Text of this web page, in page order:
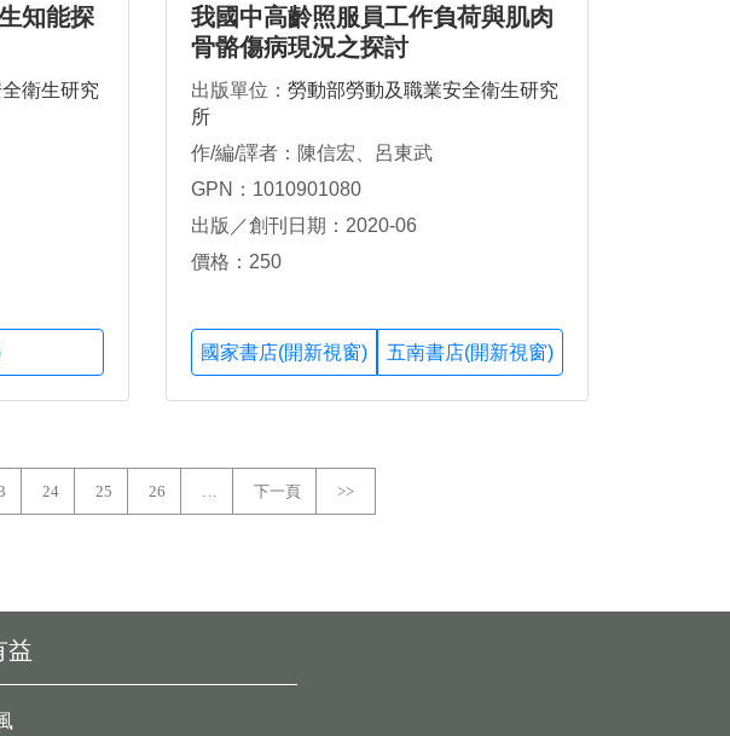
知能探
衛生研究
我國中高齡照服員工作負荷與肌肉
骨骼傷病現況之探討
出版單位： 勞動部勞動及職業安全衛生研究
所
作/編/譯者：陳信宏、呂東武
GPN：1010901080
出版／創刊日期：2020-06
價格：250
國家書店(開新視窗) 五南書店(開新視窗)
24 25 26 下一頁 >>
益